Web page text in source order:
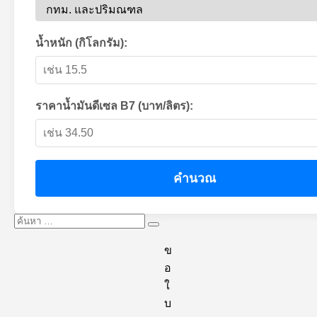
น้ำหนัก (กิโลกรัม):
ราคาน้ำมันดีเซล B7 (บาท/ลิตร):
คำนวณ
ค้นหา:
ข
อ
ใ
บ